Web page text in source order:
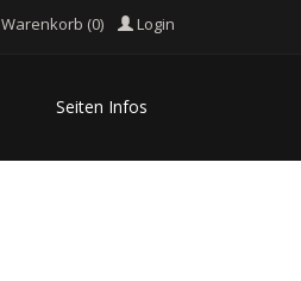
Warenkorb (0) Login
Seiten Infos